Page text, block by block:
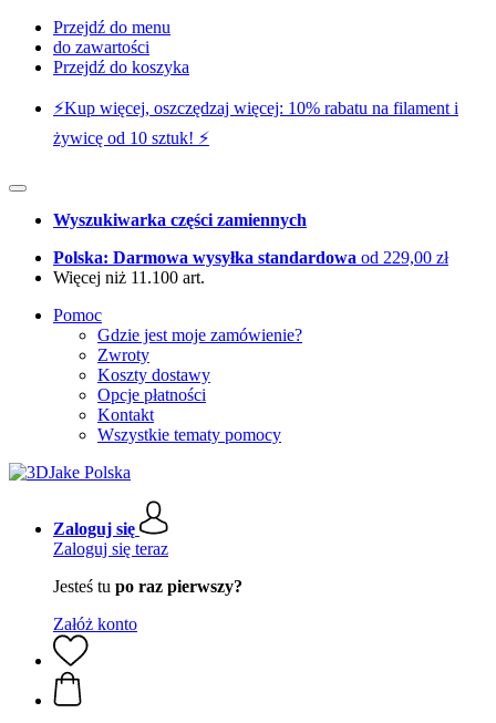
Przejdź do menu
do zawartości
Przejdź do koszyka
⚡️Kup więcej, oszczędzaj więcej: 10% rabatu na filament i
żywicę od 10 sztuk! ⚡️
Wyszukiwarka części zamiennych
Polska: Darmowa wysyłka standardowa od 229,00 zł
Więcej niż 11.100 art.
Pomoc
Gdzie jest moje zamówienie?
Zwroty
Koszty dostawy
Opcje płatności
Kontakt
Wszystkie tematy pomocy
Zaloguj się
Zaloguj się teraz
Jesteś tu po raz pierwszy?
Załóż konto